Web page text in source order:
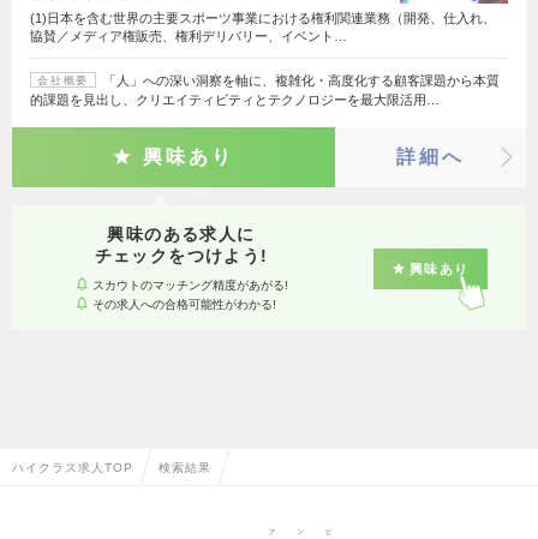
(1)日本を含む世界の主要スポーツ事業における権利関連業務（開発、仕入れ、
協賛／メディア権販売、権利デリバリー、イベント…
会社概要
「人」への深い洞察を軸に、複雑化・高度化する顧客課題から本質
的課題を見出し、クリエイティビティとテクノロジーを最大限活用…
興味あり 詳細へ
興味のある求人に
チェックをつけよう!
スカウトのマッチング精度があがる!
その求人への合格可能性がわかる!
興味あり
ハイクラス求人TOP 検索結果